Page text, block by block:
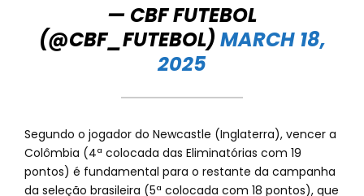
— CBF FUTEBOL
(@CBF_FUTEBOL) MARCH 18,
2025
Segundo o jogador do Newcastle (Inglaterra), vencer a
Colômbia (4ª colocada das Eliminatórias com 19
pontos) é fundamental para o restante da campanha
da seleção brasileira (5ª colocada com 18 pontos), que